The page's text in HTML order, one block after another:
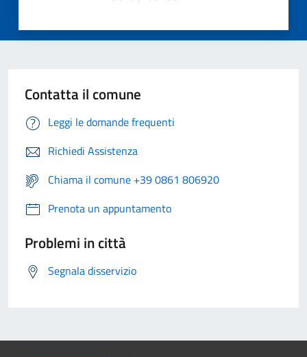
Contatta il comune
Leggi le domande frequenti
Richiedi Assistenza
Chiama il comune +39 0861 806920
Prenota un appuntamento
Problemi in città
Segnala disservizio